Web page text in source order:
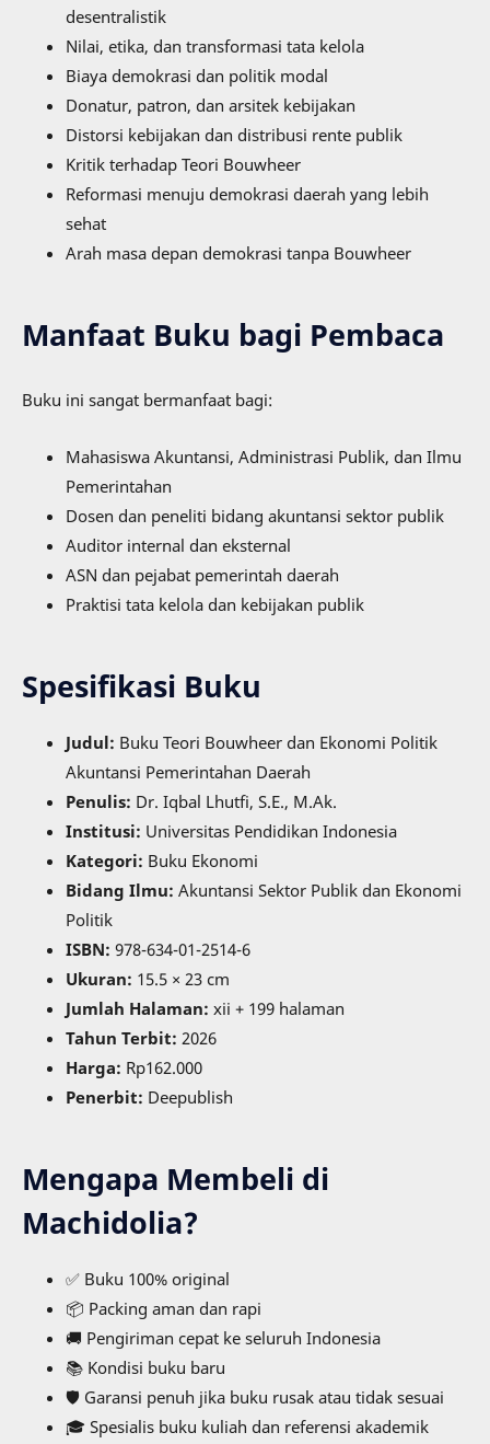
desentralistik
Nilai, etika, dan transformasi tata kelola
Biaya demokrasi dan politik modal
Donatur, patron, dan arsitek kebijakan
Distorsi kebijakan dan distribusi rente publik
Kritik terhadap Teori Bouwheer
Reformasi menuju demokrasi daerah yang lebih
sehat
Arah masa depan demokrasi tanpa Bouwheer
Manfaat Buku bagi Pembaca
Buku ini sangat bermanfaat bagi:
Mahasiswa Akuntansi, Administrasi Publik, dan Ilmu
Pemerintahan
Dosen dan peneliti bidang akuntansi sektor publik
Auditor internal dan eksternal
ASN dan pejabat pemerintah daerah
Praktisi tata kelola dan kebijakan publik
Spesifikasi Buku
Judul: Buku Teori Bouwheer dan Ekonomi Politik
Akuntansi Pemerintahan Daerah
Penulis: Dr. Iqbal Lhutfi, S.E., M.Ak.
Institusi: Universitas Pendidikan Indonesia
Kategori: Buku Ekonomi
Bidang Ilmu: Akuntansi Sektor Publik dan Ekonomi
Politik
ISBN: 978-634-01-2514-6
Ukuran: 15.5 × 23 cm
Jumlah Halaman: xii + 199 halaman
Tahun Terbit: 2026
Harga: Rp162.000
Penerbit: Deepublish
Mengapa Membeli di
Machidolia?
✅ Buku 100% original
📦 Packing aman dan rapi
🚚 Pengiriman cepat ke seluruh Indonesia
📚 Kondisi buku baru
🛡️ Garansi penuh jika buku rusak atau tidak sesuai
🎓 Spesialis buku kuliah dan referensi akademik